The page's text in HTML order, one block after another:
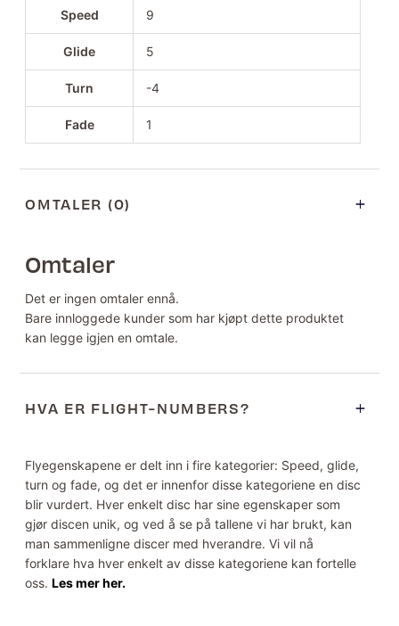
Speed 9
Glide 5
Turn -4
Fade 1
OMTALER (0)
Omtaler
Det er ingen omtaler ennå.
Bare innloggede kunder som har kjøpt dette produktet
kan legge igjen en omtale.
HVA ER FLIGHT-NUMBERS?
Flyegenskapene er delt inn i fire kategorier: Speed, glide,
turn og fade, og det er innenfor disse kategoriene en disc
blir vurdert. Hver enkelt disc har sine egenskaper som
gjør discen unik, og ved å se på tallene vi har brukt, kan
man sammenligne discer med hverandre. Vi vil nå
forklare hva hver enkelt av disse kategoriene kan fortelle
oss.Les mer her.